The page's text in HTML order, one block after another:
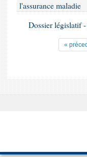
Dossiers législatifs
Questions écrites et
l'assurance maladie
Dossier législatif
«